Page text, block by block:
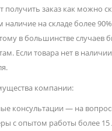
получить заказ как можно
наличие на складе более
в большинстве случаев
Если товара нет в
компании:
консультации — на
с опытом работы более 15